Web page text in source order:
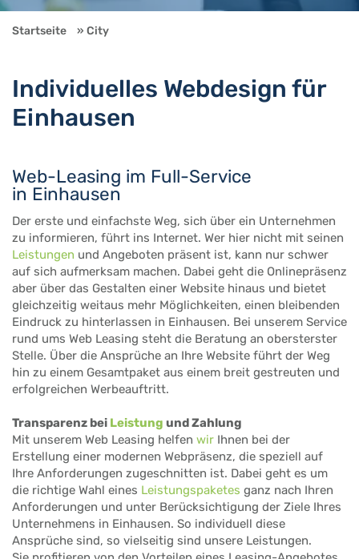
Startseite City
Individuelles Webdesign für
Einhausen
Web-Leasing im Full-Service
in Einhausen
Der erste und einfachste Weg, sich über ein Unternehmen
zu informieren, führt ins Internet. Wer hier nicht mit seinen
Leistungen und Angeboten präsent ist, kann nur schwer
auf sich aufmerksam machen. Dabei geht die Onlinepräsenz
aber über das Gestalten einer Website hinaus und bietet
gleichzeitig weitaus mehr Möglichkeiten, einen bleibenden
Eindruck zu hinterlassen in Einhausen. Bei unserem Service
rund ums Web Leasing steht die Beratung an obersterster
Stelle. Über die Ansprüche an Ihre Website führt der Weg
hin zu einem Gesamtpaket aus einem breit gestreuten und
erfolgreichen Werbeauftritt.
Transparenz bei Leistung und Zahlung
Mit unserem Web Leasing helfen wir Ihnen bei der
Erstellung einer modernen Webpräsenz, die speziell auf
Ihre Anforderungen zugeschnitten ist. Dabei geht es um
die richtige Wahl eines Leistungspaketes ganz nach Ihren
Anforderungen und unter Berücksichtigung der Ziele Ihres
Unternehmens in Einhausen. So individuell diese
Ansprüche sind, so vielseitig sind unsere Leistungen.